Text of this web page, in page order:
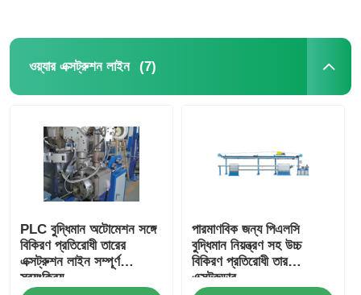
খবর
সব ক্ষেত্রেই
উদ্ধৃতির জন্য আবেদন
এক্সট্রুশন উৎপাদন লাইন
ওয়্যার এক্সট্রুশন লাইন (7)
PLC বুদ্ধিমান অটোমেশন সঙ্গে
বিকিরণ প্রতিরোধী তারের
এক্সট্রুশন লাইন সম্পূর্ণ
স্বয়ংক্রিয়
পারমাণবিক জন্য পিএলসি
বুদ্ধিমান নিয়ন্ত্রণ সহ উচ্চ
বিকিরণ প্রতিরোধী তার
এক্সট্রুডার